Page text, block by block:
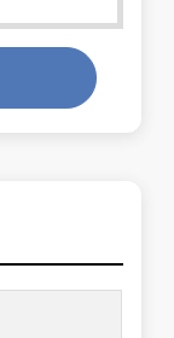
す。
のマネジメ
のあるお仕
ります。
ンスを大切